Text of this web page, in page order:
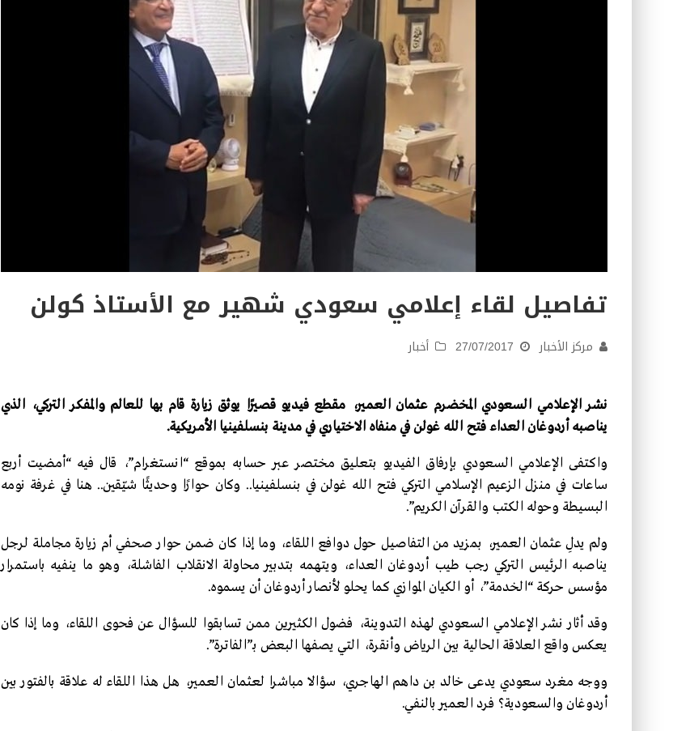
كتاب معراج الروح الصلاة: 32-مراتب الطهارة في الصلاة
تفاصيل لقاء إعلامي سعودي شهير مع الأستاذ كولن
مركز الأخبار 27/07/2017 أخبار
نشر الإعلامي السعودي المخضرم عثمان العمير، مقطع فيديو قصيرًا يوثق زيارة قام بها للعالم والمفكر التركي، الذي
يناصبه أردوغان العداء فتح الله غولن في منفاه الاختياري في مدينة بنسلفينيا الأمريكية.
واكتفى الإعلامي السعودي بإرفاق الفيديو بتعليق مختصر عبر حسابه بموقع “انستغرام”، قال فيه “أمضيت أربع
ساعات في منزل الزعيم الإسلامي التركي فتح الله غولن في بنسلفينيا.. وكان حوارًا وحديثًا شيّقين.. هنا في غرفة نومه
البسيطة وحوله الكتب والقرآن الكريم”.
ولم يدلِ عثمان العمير، بمزيد من التفاصيل حول دوافع اللقاء، وما إذا كان ضمن حوار صحفي أم زيارة مجاملة لرجل
يناصبه الرئيس التركي رجب طيب أردوغان العداء، ويتهمه بتدبير محاولة الانقلاب الفاشلة، وهو ما ينفيه باستمرار
مؤسس حركة “الخدمة”، أو الكيان الموازي كما يحلو لأنصار أردوغان أن يسموه.
وقد أثار نشر الإعلامي السعودي لهذه التدوينة، فضول الكثيرين ممن تسابقوا للسؤال عن فحوى اللقاء، وما إذا كان
يعكس واقع العلاقة الحالية بين الرياض وأنقرة، التي يصفها البعض بـ”الفاترة”.
ووجه مغرد سعودي يدعى خالد بن داهم الهاجري، سؤالا مباشرا لعثمان العمير، هل هذا اللقاء له علاقة بالفتور بين
أردوغان والسعودية؟ فرد العمير بالنفي.